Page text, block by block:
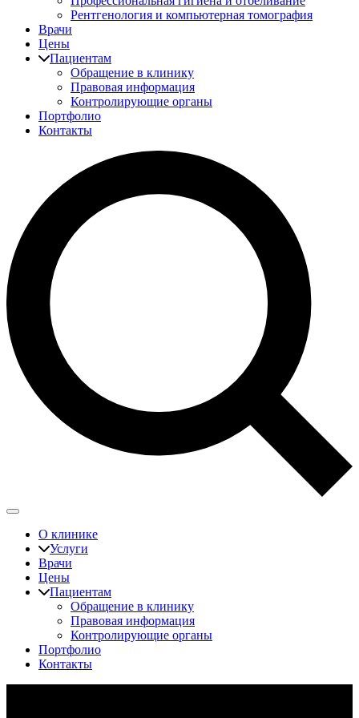
Рентгенология и компьютерная томография
Врачи
Цены
Пациентам
Обращение в клинику
Правовая информация
Контролирующие органы
Портфолио
Контакты
О клинике
Услуги
Врачи
Цены
Пациентам
Обращение в клинику
Правовая информация
Контролирующие органы
Портфолио
Контакты